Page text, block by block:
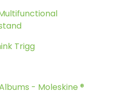
Trigg
- Moleskine ®